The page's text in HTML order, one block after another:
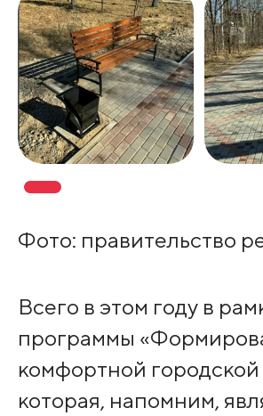
Фото: правительство
Всего в этом году в
программы
комфортной
которая, напомним,